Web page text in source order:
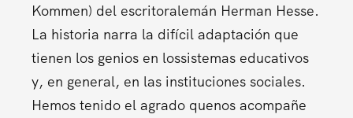
Kommen) del escritoralemán Herman Hesse.
La historia narra la difícil adaptación que
tienen los genios en lossistemas educativos
y, en general, en las instituciones sociales.
Hemos tenido el agrado quenos acompañe